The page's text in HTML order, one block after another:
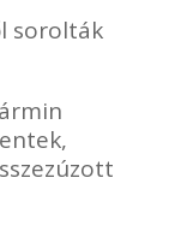
sorolták